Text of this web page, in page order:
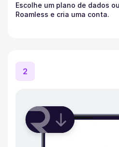
Escolhe um plano de dados
Roamless e cria uma conta.
2